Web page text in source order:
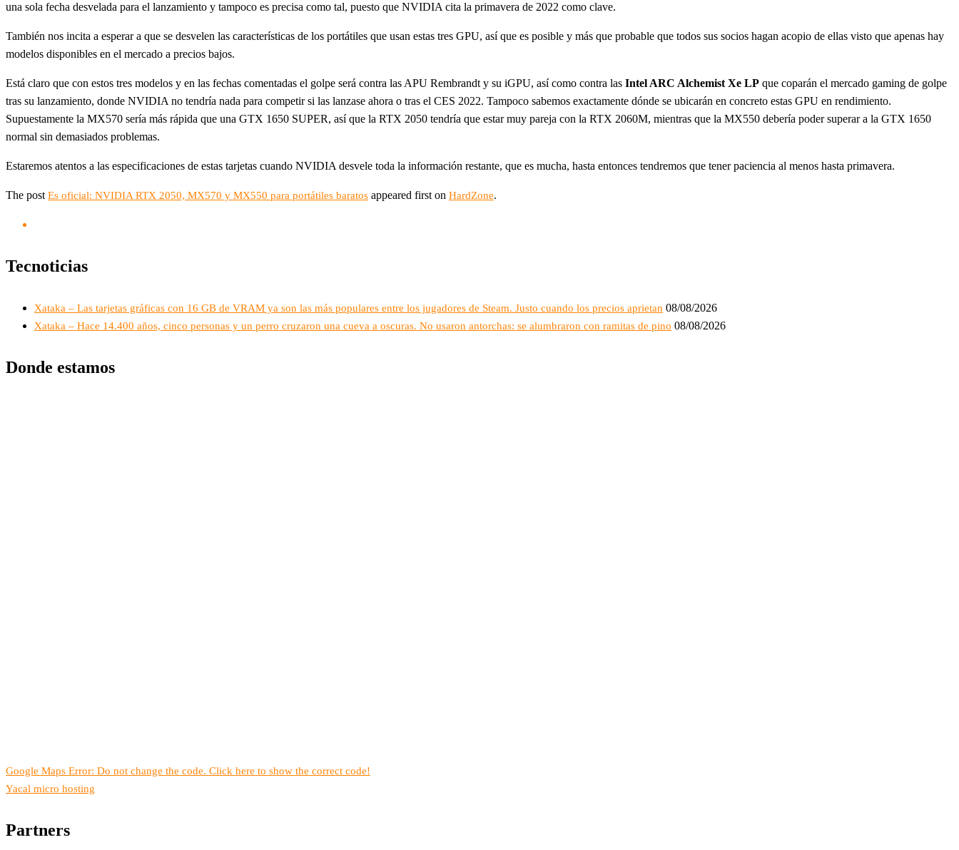
una sola fecha desvelada para el lanzamiento y tampoco es precisa como tal, puesto que NVIDIA cita la primavera de 2022 como clave.
También nos incita a esperar a que se desvelen las características de los portátiles que usan estas tres GPU, así que es posible y más que probable que todos sus socios hagan acopio de ellas visto que apenas hay
modelos disponibles en el mercado a precios bajos.
Está claro que con estos tres modelos y en las fechas comentadas el golpe será contra las APU Rembrandt y su iGPU, así como contra las Intel ARC Alchemist Xe LP que coparán el mercado gaming de golpe
tras su lanzamiento, donde NVIDIA no tendría nada para competir si las lanzase ahora o tras el CES 2022. Tampoco sabemos exactamente dónde se ubicarán en concreto estas GPU en rendimiento.
Supuestamente la MX570 sería más rápida que una GTX 1650 SUPER, así que la RTX 2050 tendría que estar muy pareja con la RTX 2060M, mientras que la MX550 debería poder superar a la GTX 1650
normal sin demasiados problemas.
Estaremos atentos a las especificaciones de estas tarjetas cuando NVIDIA desvele toda la información restante, que es mucha, hasta entonces tendremos que tener paciencia al menos hasta primavera.
The post Es oficial: NVIDIA RTX 2050, MX570 y MX550 para portátiles baratos appeared first on HardZone.
Tecnoticias
Xataka – Las tarjetas gráficas con 16 GB de VRAM ya son las más populares entre los jugadores de Steam. Justo cuando los precios aprietan 08/08/2026
Xataka – Hace 14.400 años, cinco personas y un perro cruzaron una cueva a oscuras. No usaron antorchas: se alumbraron con ramitas de pino 08/08/2026
Donde estamos
Google Maps Error: Do not change the code. Click here to show the correct code!
Yacal micro hosting
Partners